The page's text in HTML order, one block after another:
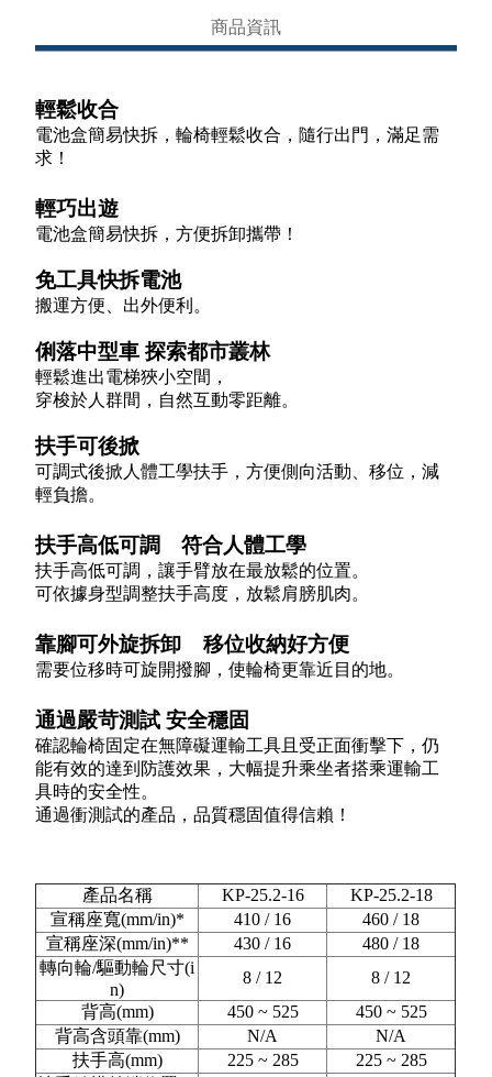
商品資訊
輕鬆收合
電池盒簡易快拆，輪椅輕鬆收合，隨行出門，滿足需
求！
輕巧出遊
電池盒簡易快拆，方便拆卸攜帶！
免工具快拆電池
搬運方便、出外便利。
俐落中型車 探索都市叢林​​
輕鬆進出電梯狹小空間，
穿梭於人群間，自然互動零距離。
扶手可後掀​
可調式後掀人體工學扶手，方便側向活動、移位，減
輕負擔。
扶手高低可調 符合人體工學
扶手高低可調，讓手臂放在最放鬆的位置。
可依據身型調整扶手高度，放鬆肩膀肌肉。
靠腳可外旋拆卸 移位收納好方便
需要位移時可旋開撥腳，使輪椅更靠近目的地。
通過嚴苛測試 安全穩固
確認輪椅固定在無障礙運輸工具且受正面衝擊下，仍
能有效的達到防護效果，大幅提升乘坐者搭乘運輸工
具時的安全性。
通過衝測試的產品，品質穩固值得信賴！
產品名稱 KP-25.2-16
KP-25.2-18
宣稱座寬(mm/in)*
410 / 16
460 / 18
宣稱座深(mm/in)**
430 / 16
480 / 18
轉向輪/驅動輪尺寸(i
n)
8 / 12
8 / 12
背高(mm)
450 ~ 525
450 ~ 525
背高含頭靠(mm)
N/A
N/A
扶手高(mm)
225 ~ 285
225 ~ 285